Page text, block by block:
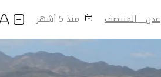
عدن _ المنتصف منذ 5 أشهر